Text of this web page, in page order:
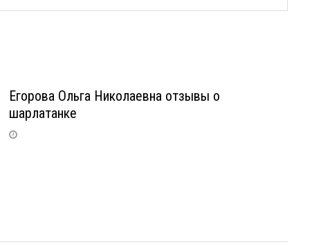
Егорова Ольга Николаевна отзывы о
шарлатанке